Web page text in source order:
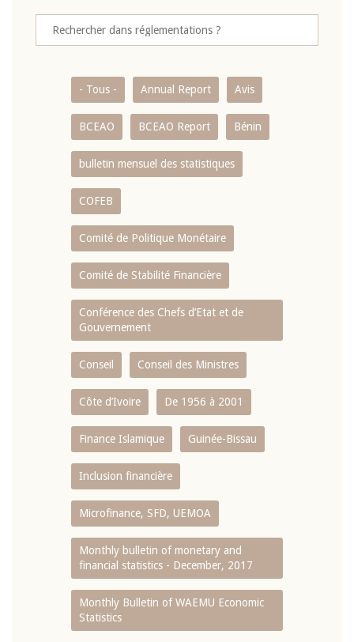
- Tous - Annual Report Avis
BCEAO BCEAO Report Bénin
bulletin mensuel des statistiques
COFEB
Comité de Politique Monétaire
Comité de Stabilité Financière
Conférence des Chefs d’Etat et de
Gouvernement
Conseil Conseil des Ministres
Côte d’Ivoire De 1956 à 2001
Finance Islamique Guinée-Bissau
Inclusion financière
Microfinance, SFD, UEMOA
Monthly bulletin of monetary and
financial statistics - December, 2017
Monthly Bulletin of WAEMU Economic
Statistics